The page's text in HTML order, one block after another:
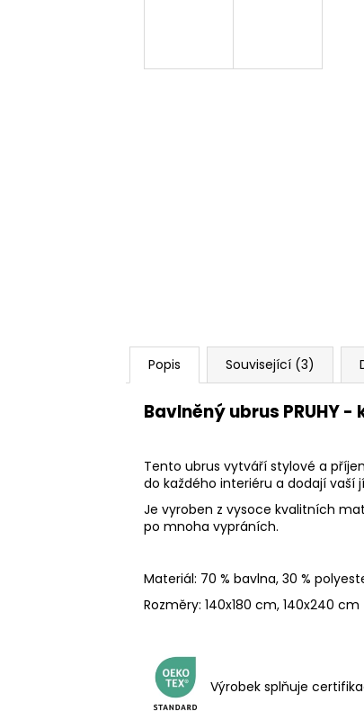
Popis Související (3)
Bavlněný ubrus PRUHY -
Tento ubrus vytváří stylové a
do každého interiéru a dodají vaší
Je vyroben z vysoce kvalitních
po mnoha vypráních.
Materiál: 70 % bavlna, 30 %
Rozměry: 140x180 cm, 140x240 cm
Výrobek splňuje